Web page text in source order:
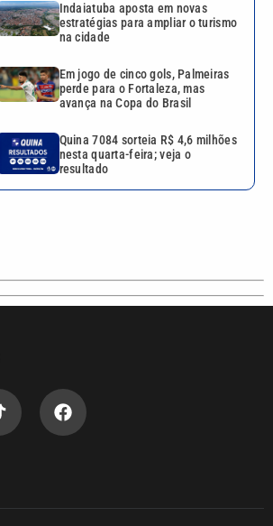
Indaiatuba aposta em novas
estratégias para ampliar o turismo
na cidade
Em jogo de cinco gols, Palmeiras
perde para o Fortaleza, mas
avança na Copa do Brasil
Quina 7084 sorteia R$ 4,6 milhões
nesta quarta-feira; veja o
resultado